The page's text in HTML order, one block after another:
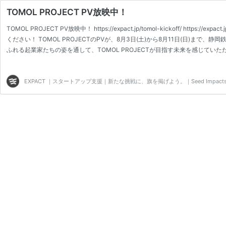
TOMOL PROJECT PV放映中！
TOMOL PROJECT PV放映中！ https://expact.jp/tomol-kickoff/ https://
ください！ TOMOL PROJECTのPVが、8月3日(土)から8月11日(日)まで、静
ふれる起業家たちの姿を通して、TOMOL PROJECTが目指す未来を感じてい
EXPACT ｜スタートアップ支援｜新たな挑戦に、旗を掲げよう。｜Seed